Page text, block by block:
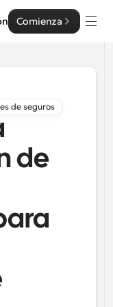
Comienza
Cal.com
nuestra API pública
de seguros
de